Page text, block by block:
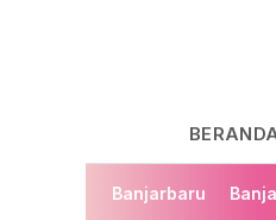
Banjarbaru